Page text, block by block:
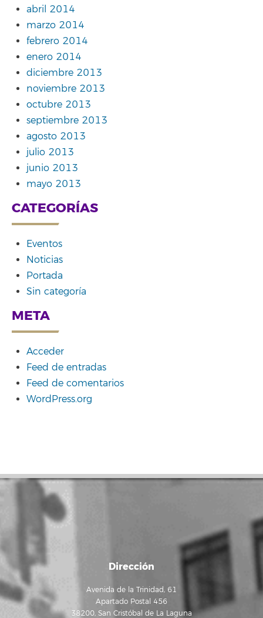
abril 2014
marzo 2014
febrero 2014
enero 2014
diciembre 2013
noviembre 2013
octubre 2013
septiembre 2013
agosto 2013
julio 2013
junio 2013
mayo 2013
CATEGORÍAS
Eventos
Noticias
Portada
Sin categoría
META
Acceder
Feed de entradas
Feed de comentarios
WordPress.org
Dirección
Avenida de la Trinidad, 61
Apartado Postal 456
38200, San Cristóbal de La Laguna